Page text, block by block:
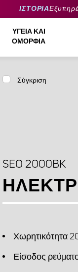
ΙΣΤΟΡΙΑ
ΥΓΕΊΑ ΚΑΙ
ΟΜΟΡΦΙΆ
Σύγκριση
SEO 2000BK
Χωρητικότητα
Είσοδος